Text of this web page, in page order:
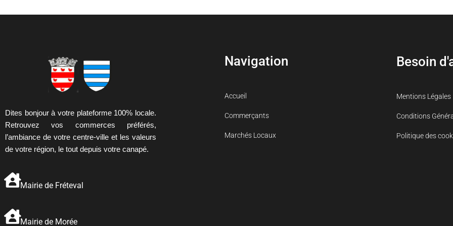
Dites bonjour à votre plateforme 100% locale.
Retrouvez vos commerces préférés,
l’ambiance de votre centre-ville et les valeurs
de votre région, le tout depuis votre canapé.
Mairie de Fréteval
Mairie de Morée
Navigation
Accueil
Commerçants
Marchés Locaux
Besoin
Mentions Légales
Conditions
Politique des